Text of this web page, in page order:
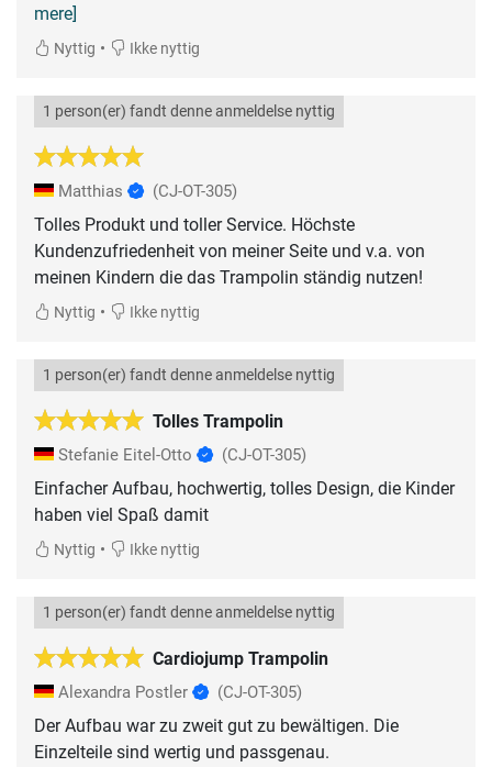
mere]
Nyttig • Ikke nyttig
1 person(er) fandt denne anmeldelse nyttig
Matthias (CJ-OT-305)
Tolles Produkt und toller Service. Höchste
Kundenzufriedenheit von meiner Seite und v.a. von
meinen Kindern die das Trampolin ständig nutzen!
Nyttig • Ikke nyttig
Tolles Trampolin
1 person(er) fandt denne anmeldelse nyttig
Stefanie Eitel-Otto (CJ-OT-305)
Einfacher Aufbau, hochwertig, tolles Design, die Kinder
haben viel Spaß damit
Nyttig • Ikke nyttig
Cardiojump Trampolin
1 person(er) fandt denne anmeldelse nyttig
Alexandra Postler (CJ-OT-305)
Der Aufbau war zu zweit gut zu bewältigen. Die
Einzelteile sind wertig und passgenau.